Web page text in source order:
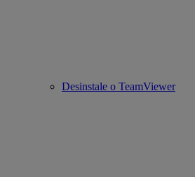
Desinstale o TeamViewer